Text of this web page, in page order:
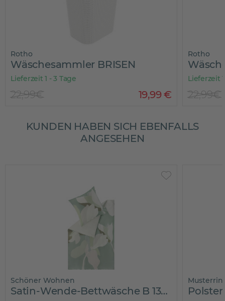
Rotho
Wäschesammler BRISEN
Lieferzeit 1 - 3 Tage
19,99€
22,99€
Rotho
Lieferzeit
22,99€
KUNDEN HABEN SICH EBENFALLS
ANGESEHEN
Schöner Wohnen
Satin-Wende-Bettwäsche B 135 cm BLOSSOMS